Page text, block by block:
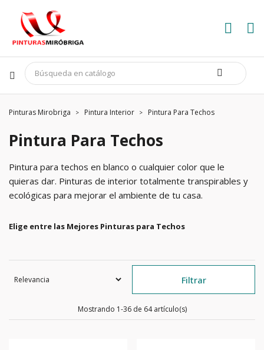
Pinturas Mirobriga Pintura Interior Pintura Para Techos
Pintura Para Techos
Pintura para techos en blanco o cualquier color que le
quieras dar. Pinturas de interior totalmente transpirables y
ecológicas para mejorar el ambiente de tu casa.
Elige entre las Mejores Pinturas para Techos
Filtrar
Mostrando 1-36 de 64 artículo(s)